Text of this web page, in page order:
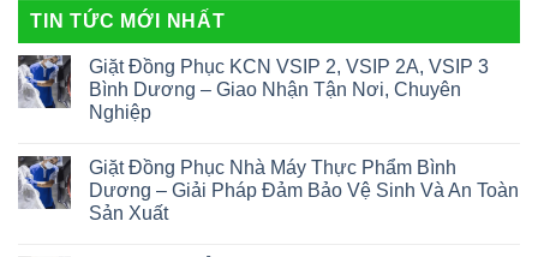
TIN TỨC MỚI NHẤT
Giặt Đồng Phục KCN VSIP 2, VSIP 2A, VSIP 3
Bình Dương – Giao Nhận Tận Nơi, Chuyên
Nghiệp
Giặt Đồng Phục Nhà Máy Thực Phẩm Bình
Dương – Giải Pháp Đảm Bảo Vệ Sinh Và An Toàn
Sản Xuất